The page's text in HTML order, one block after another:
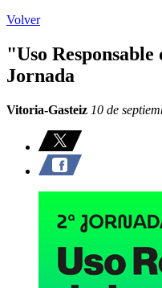
Volver
"Uso
Jornada
Vitoria-Gasteiz 10 de